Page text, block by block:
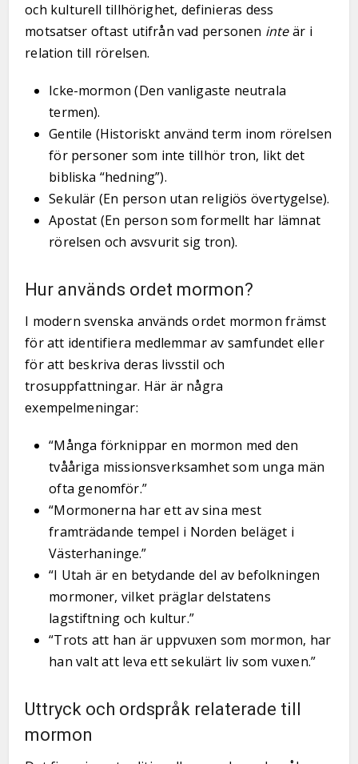
och kulturell tillhörighet, definieras dess
motsatser oftast utifrån vad personen inteär i
relation till rörelsen.
Icke-mormon (Den vanligaste neutrala
termen).
Gentile (Historiskt använd term inom rörelsen
för personer som inte tillhör tron, likt det
bibliska “hedning”).
Sekulär (En person utan religiös övertygelse).
Apostat (En person som formellt har lämnat
rörelsen och avsvurit sig tron).
Hur används ordet mormon?
I modern svenska används ordet mormon främst
för att identifiera medlemmar av samfundet eller
för att beskriva deras livsstil och
trosuppfattningar. Här är några
exempelmeningar:
“Många förknippar en mormon med den
tvååriga missionsverksamhet som unga män
ofta genomför.”
“Mormonerna har ett av sina mest
framträdande tempel i Norden beläget i
Västerhaninge.”
“I Utah är en betydande del av befolkningen
mormoner, vilket präglar delstatens
lagstiftning och kultur.”
“Trots att han är uppvuxen som mormon, har
han valt att leva ett sekulärt liv som vuxen.”
Uttryck och ordspråk relaterade till
mormon